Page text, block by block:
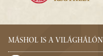
MÁSHOL IS A VILÁGHÁLÓN